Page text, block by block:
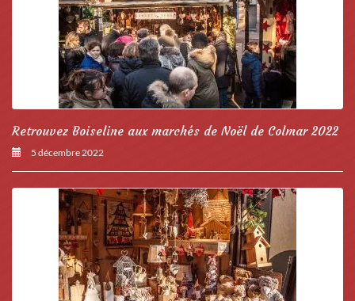
Retrouvez Boiseline aux marchés de Noël de Colmar 2022
5 décembre 2022